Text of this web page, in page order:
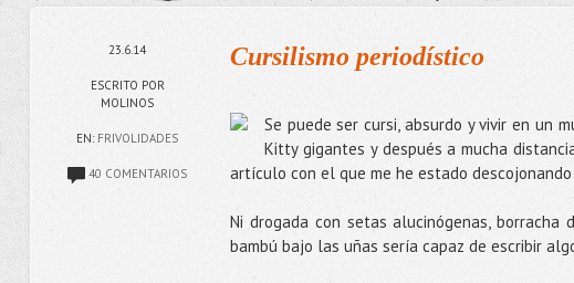
23.6.14
ESCRITO POR
MOLINOS
EN: FRIVOLIDADES
40 COMENTARIOS
Cursilismo periodístico
Se puede ser cursi, absurdo y vivir en un
Kitty gigantes y después a mucha
artículo con el que me he estado
Ni drogada con setas alucinógenas,
bambú bajo las uñas sería capaz de escribir